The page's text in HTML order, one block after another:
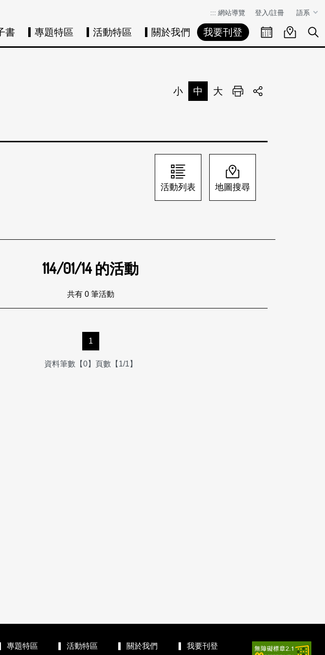
::: 網站導覽 登入/註冊 語系
書 專題特區 活動特區 關於我們 我要刊登 活動日曆活動地圖展
小 中 大 列印
活動列表 地圖搜尋
114/01/14的活動
共有 0 筆活動
1
資料筆數【0】頁數【1/1】
專題特區 活動特區 關於我們 我要刊登